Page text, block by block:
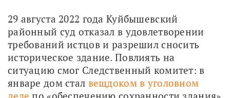
29 августа 2022 года Куйбышевский
районный суд отказал в удовлетворении
требований истцов и разрешил сносить
историческое здание. Повлиять на
ситуацию смог Следственный комитет: в
январе дом стал вещдоком в уголовном